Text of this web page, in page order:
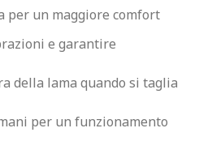
per un maggiore comfort
e garantire
della lama quando si taglia
per un funzionamento